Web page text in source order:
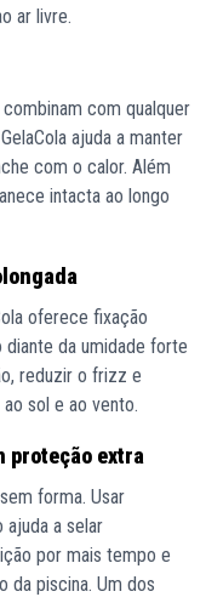
ar livre.
com qualquer
ajuda a manter
com o calor. Além
intacta ao longo
oferece fixação
da umidade forte
reduzir o frizz e
sol e ao vento.
proteção extra
forma. Usar
ajuda a selar
por mais tempo e
da piscina. Um dos